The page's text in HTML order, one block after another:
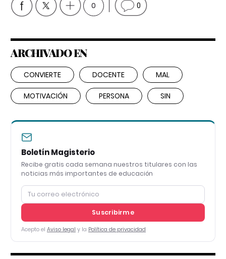
0 0
ARCHIVADO EN
CONVIERTE DOCENTE MAL
MOTIVACIÓN PERSONA SIN
Boletín Magisterio
Recibe gratis cada semana nuestros titulares con las
noticias más importantes de educación
Suscribirme
Acepto el Aviso legal y la Política de privacidad